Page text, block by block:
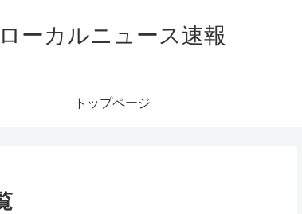
ローカルニュース速報
トップページ